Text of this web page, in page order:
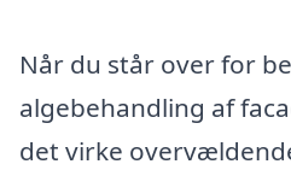
Når du står over for
algebehandling af
det virke